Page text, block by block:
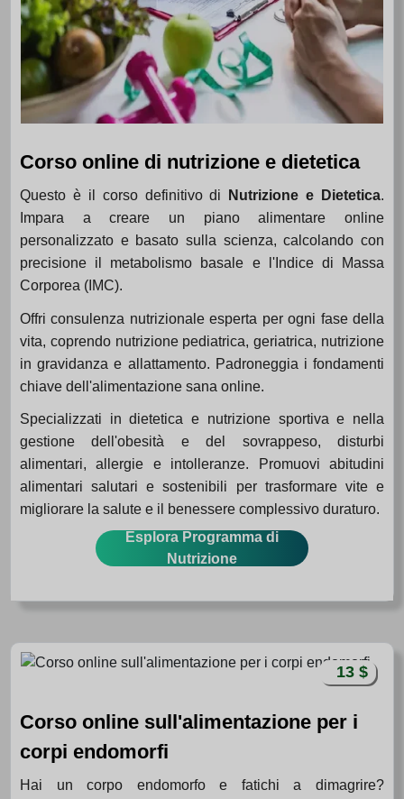
Corso online di nutrizione e dietetica
Questo è il corso definitivo di Nutrizione e Dietetica.
Impara a creare un piano alimentare online
personalizzato e basato sulla scienza, calcolando con
precisione il metabolismo basale e l'Indice di Massa
Corporea (IMC).
Offri consulenza nutrizionale esperta per ogni fase della
vita, coprendo nutrizione pediatrica, geriatrica, nutrizione
in gravidanza e allattamento. Padroneggia i fondamenti
chiave dell'alimentazione sana online.
Specializzati in dietetica e nutrizione sportiva e nella
gestione dell'obesità e del sovrappeso, disturbi
alimentari, allergie e intolleranze. Promuovi abitudini
alimentari salutari e sostenibili per trasformare vite e
migliorare la salute e il benessere complessivo duraturo.
Esplora Programma di
Nutrizione
Corso online sull'alimentazione per i
corpi endomorfi
13 $
Hai un corpo endomorfo e fatichi a dimagrire?